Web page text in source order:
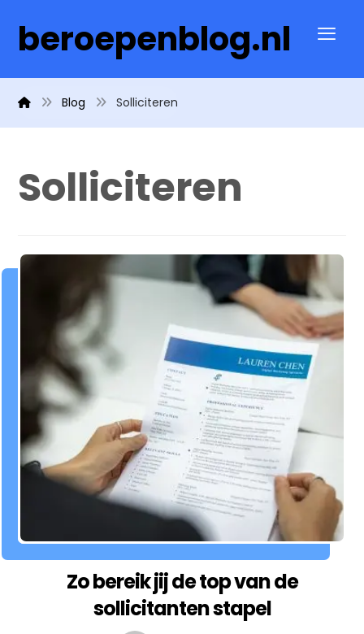
beroepenblog.nl
Blog Solliciteren
Solliciteren
Zo bereik jij de top van de
sollicitanten stapel